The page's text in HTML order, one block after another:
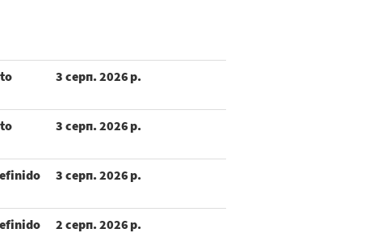
3 серп. 2026 р.
3 серп. 2026 р.
3 серп. 2026 р.
2 серп. 2026 р.